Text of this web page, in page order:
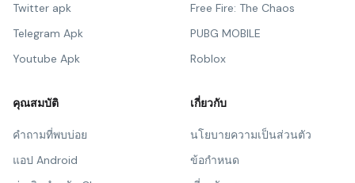
Twitter apk
Telegram Apk
Youtube Apk
Free Fire: The Chaos
PUBG MOBILE
Roblox
คุณสมบัติ
คำถามที่พบบ่อย
แอป Android
เกี่ยวกับ
นโยบายความเป็นส่วนตัว
ข้อกำหนด